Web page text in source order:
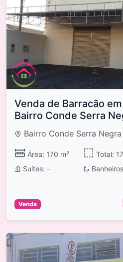
Venda de Barracão
Bairro Conde Serra
Bairro Conde Serra
Área: 170 m² Total:
Suítes: -
Venda